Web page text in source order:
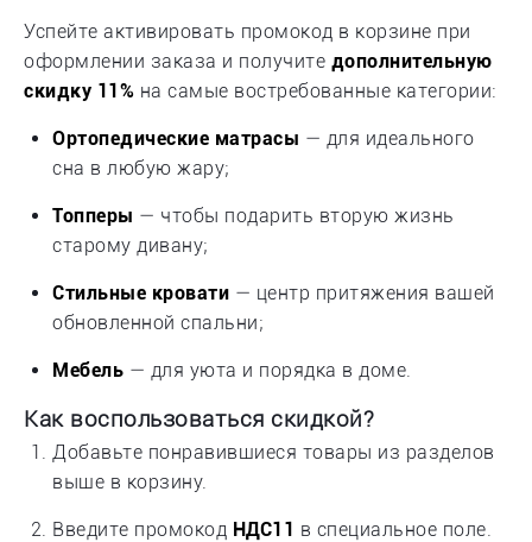
Успейте активировать промокод в корзине при
оформлении заказа и получите дополнительную
скидку 11% на самые востребованные категории:
Ортопедические матрасы — для идеального
сна в любую жару;
Топперы — чтобы подарить вторую жизнь
старому дивану;
Стильные кровати — центр притяжения вашей
обновленной спальни;
Мебель — для уюта и порядка в доме.
Как воспользоваться скидкой?
Добавьте понравившиеся товары из разделов
выше в корзину.
Введите промокод НДС11 в специальное поле.